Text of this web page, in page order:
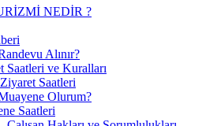
NEDİR ?
Alınır?
Saatleri ve Kuralları
Ziyaret Saatleri
Olurum?
Saatleri